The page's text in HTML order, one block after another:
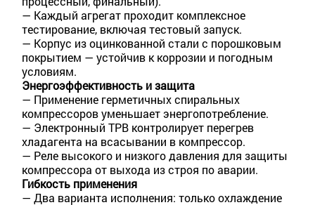
— Каждый агрегат проходит комплексное
тестирование, включая тестовый запуск.
— Корпус из оцинкованной стали с порошковым
покрытием — устойчив к коррозии и погодным
условиям.
Энергоэффективность и защита
— Применение герметичных спиральных
компрессоров уменьшает энергопотребление.
— Электронный ТРВ контролирует перегрев
хладагента на всасывании в компрессор.
— Реле высокого и низкого давления для защиты
компрессора от выхода из строя по аварии.
Гибкость применения
— Два варианта исполнения: только охлаждение